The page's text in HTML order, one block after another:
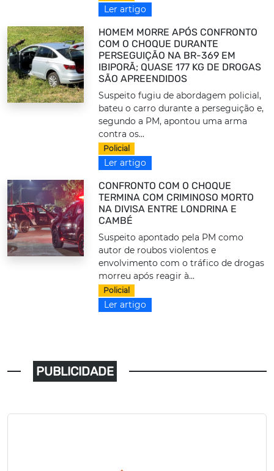
Ler artigo
HOMEM MORRE APÓS CONFRONTO
COM O CHOQUE DURANTE
PERSEGUIÇÃO NA BR-369 EM
IBIPORÃ; QUASE 177 KG DE DROGAS
SÃO APREENDIDOS
Suspeito fugiu de abordagem policial,
bateu o carro durante a perseguição e,
segundo a PM, apontou uma arma
contra os...
Policial
Ler artigo
CONFRONTO COM O CHOQUE
TERMINA COM CRIMINOSO MORTO
NA DIVISA ENTRE LONDRINA E
CAMBÉ
Suspeito apontado pela PM como
autor de roubos violentos e
envolvimento com o tráfico de drogas
morreu após reagir à...
Policial
Ler artigo
PUBLICIDADE